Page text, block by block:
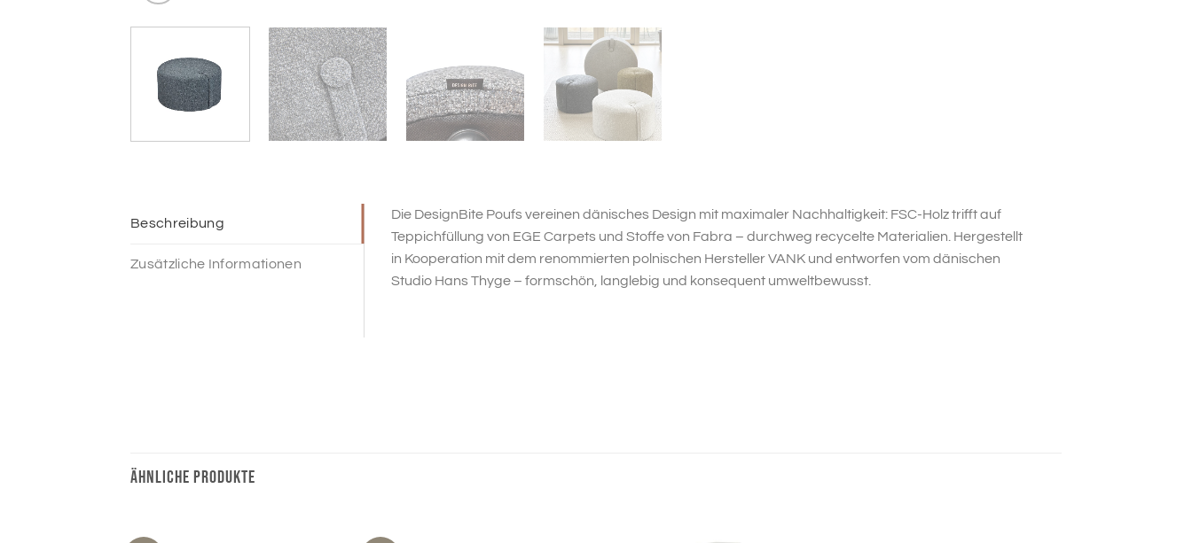
Beschreibung
Zusätzliche Informationen
Die DesignBite Poufs vereinen dänisches Design mit maximaler Nachhaltigkeit: FSC-Holz trifft auf
Teppichfüllung von EGE Carpets und Stoffe von Fabra – durchweg recycelte Materialien. Hergestellt
in Kooperation mit dem renommierten polnischen Hersteller VANK und entworfen vom dänischen
Studio Hans Thyge – formschön, langlebig und konsequent umweltbewusst.
ÄHNLICHE PRODUKTE